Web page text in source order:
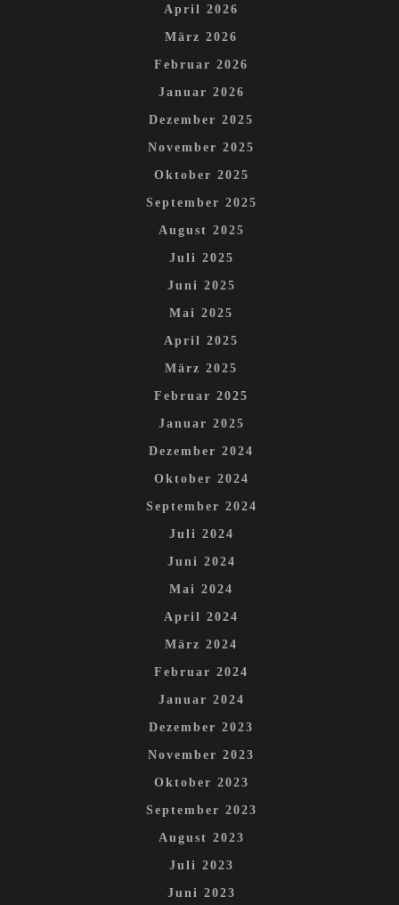
April 2026
März 2026
Februar 2026
Januar 2026
Dezember 2025
November 2025
Oktober 2025
September 2025
August 2025
Juli 2025
Juni 2025
Mai 2025
April 2025
März 2025
Februar 2025
Januar 2025
Dezember 2024
Oktober 2024
September 2024
Juli 2024
Juni 2024
Mai 2024
April 2024
März 2024
Februar 2024
Januar 2024
Dezember 2023
November 2023
Oktober 2023
September 2023
August 2023
Juli 2023
Juni 2023